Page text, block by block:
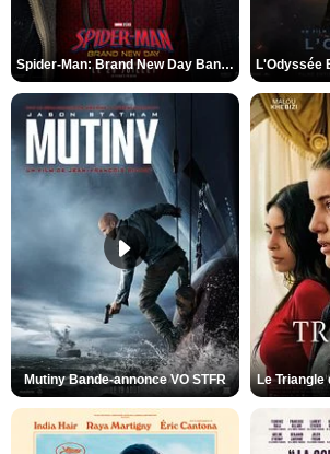
Spider-Man: Brand New Day Bande-annonce VO STFR
Mutiny Bande-annonce VO STFR Le Triangle